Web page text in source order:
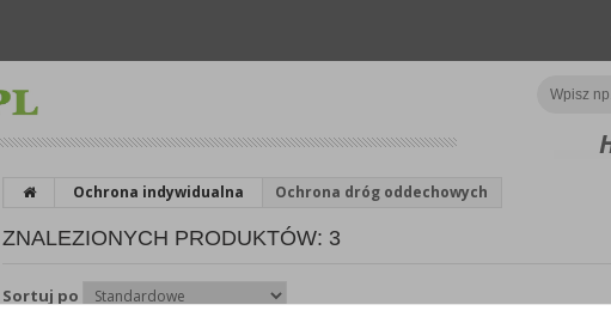
Ochrona indywidualna Ochrona dróg oddechowych
ZNALEZIONYCH PRODUKTÓW: 3
Sortuj po